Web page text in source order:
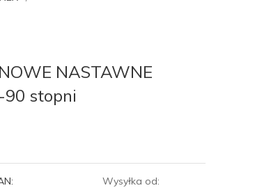
NASTAWNE
stopni
Wysyłka od: